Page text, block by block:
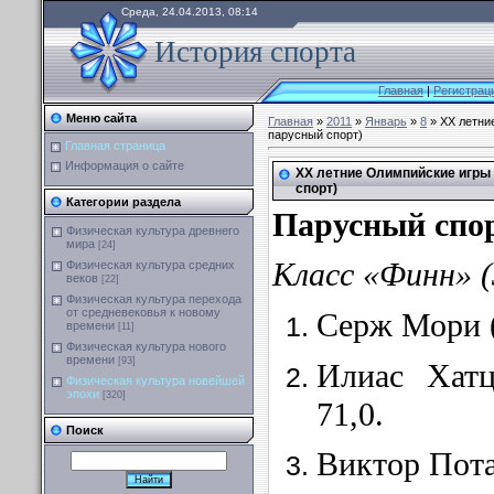
Среда, 24.04.2013, 08:14
История спорта
Главная|
Меню сайта
Главная страница
Информация о сайте
Категории раздела
Физическая культура древнего
мира [24]
Физическая культура средних
веков [22]
Физическая культура перехода
от средневековья к новому
времени [11]
Физическая культура нового
времени [93]
Физическая культура новейшей
эпохи [320]
Поиск
Главная»2011»Январь»8» XX
парусный спорт)
XX летние Олимпийские игры
спорт)
Парусный
Класс «Финн»
Серж Мори
Илиас
71,0.
Виктор